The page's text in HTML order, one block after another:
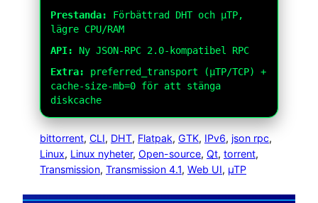
Prestanda:
Förbättrad DHT och µTP,
lägre CPU/RAM
API:
Ny JSON-RPC 2.0-kompatibel RPC
Extra:
preferred_transport (µTP/TCP) +
cache-size-mb=0 för att stänga
diskcache
bittorrent, CLI, DHT, Flatpak, GTK, IPv6, json rpc
Linux, Linux nyheter, Open-source, Qt, torrent
Transmission, Transmission 4.1, Web UI, µTP